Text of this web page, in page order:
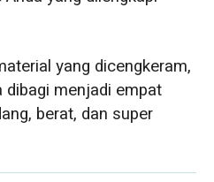
yang dicengkeram,
dibagi menjadi empat
berat, dan super